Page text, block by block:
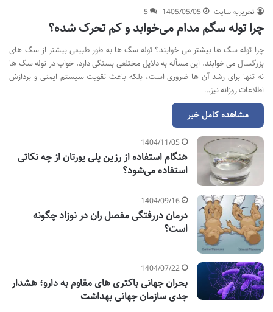
تحریریه سایت 1405/05/05
5
چرا توله‌ سگم مدام می‌خوابد و کم‌ تحرک شده؟
چرا توله سگ ها بیشتر می خوابند؟ توله سگ ها به طور طبیعی بیشتر از سگ های
بزرگسال می خوابند. این مسأله به دلایل مختلفی بستگی دارد. خواب در توله سگ ها
نه تنها برای رشد آن ها ضروری است، بلکه باعث تقویت سیستم ایمنی و پردازش
اطلاعات روزانه نیز…
مشاهده کامل خبر
1404/11/05
هنگام استفاده از رزین پلی یورتان از چه نکاتی
استفاده می‌شود؟
1404/09/16
درمان دررفتگی مفصل ران در نوزاد چگونه
است؟
1404/07/22
بحران جهانی باکتری های مقاوم به دارو؛ هشدار
جدی سازمان جهانی بهداشت